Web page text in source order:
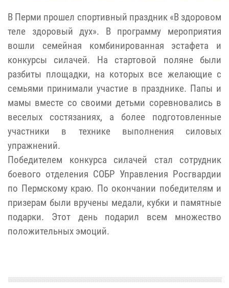
В Перми прошел спортивный праздник «В здоровом
теле здоровый дух». В программу мероприятия
вошли семейная комбинированная эстафета и
конкурсы силачей. На стартовой поляне были
разбиты площадки, на которых все желающие с
семьями принимали участие в празднике. Папы и
мамы вместе со своими детьми соревновались в
веселых состязаниях, а более подготовленные
участники в технике выполнения силовых
упражнений.
Победителем конкурса силачей стал сотрудник
боевого отделения СОБР Управления Росгвардии
по Пермскому краю. По окончании победителям и
призерам были вручены медали, кубки и памятные
подарки. Этот день подарил всем множество
положительных эмоций.